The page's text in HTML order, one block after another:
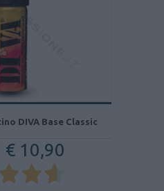
DIVA Base Classic
€ 10,90